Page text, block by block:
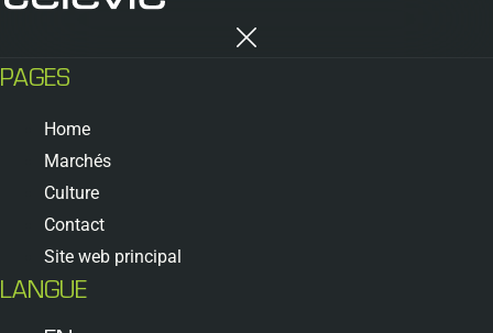
PAGES
Home
Marchés
Culture
Contact
Site web principal
LANGUE